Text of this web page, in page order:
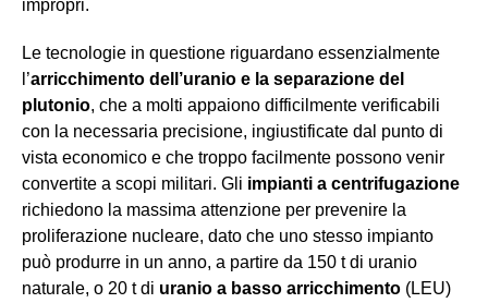
impropri.
Le tecnologie in questione riguardano essenzialmente
l’arricchimento dell’uranio e la separazione del
plutonio, che a molti appaiono difficilmente verificabili
con la necessaria precisione, ingiustificate dal punto di
vista economico e che troppo facilmente possono venir
convertite a scopi militari. Gli impianti a centrifugazione
richiedono la massima attenzione per prevenire la
proliferazione nucleare, dato che uno stesso impianto
può produrre in un anno, a partire da 150 t di uranio
naturale, o 20 t di uranio a basso arricchimento (LEU)